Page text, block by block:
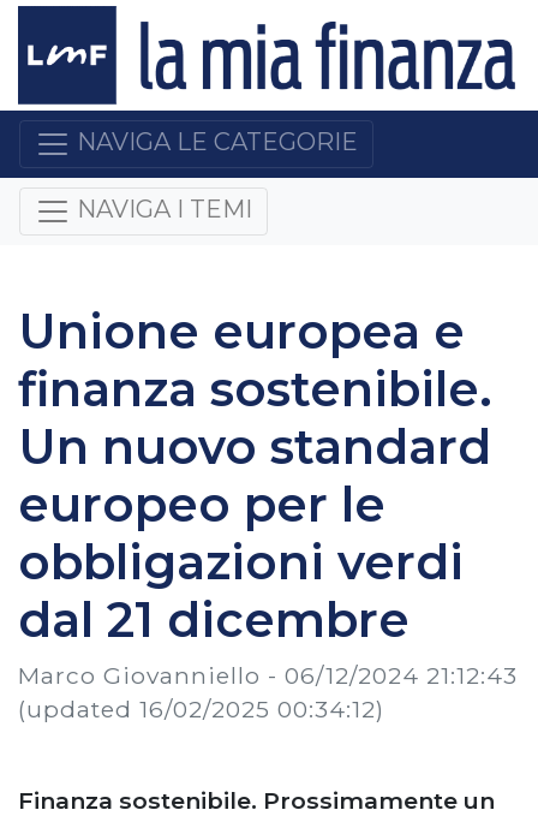
NAVIGA LE CATEGORIE
NAVIGA I TEMI
Unione europea e
finanza sostenibile.
Un nuovo standard
europeo per le
obbligazioni verdi
dal 21 dicembre
Marco Giovanniello - 06/12/2024 21:12:43
(updated 16/02/2025 00:34:12)
Finanza sostenibile. Prossimamente un